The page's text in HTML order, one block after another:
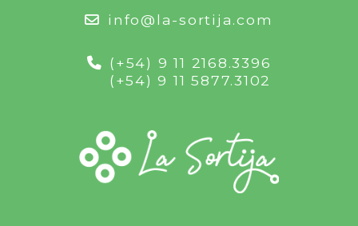
info@la-sortija.com
(+54) 9 11 2168.3396
(+54) 9 11 5877.3102